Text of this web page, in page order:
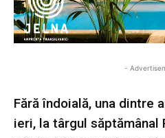
-
Fără îndoială, una dintre
ieri, la târgul săptămânal